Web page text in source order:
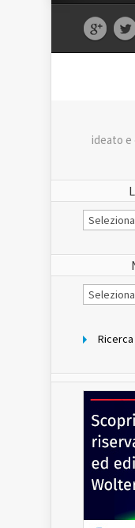
ideato e
Le
Notizie
Notizie
per